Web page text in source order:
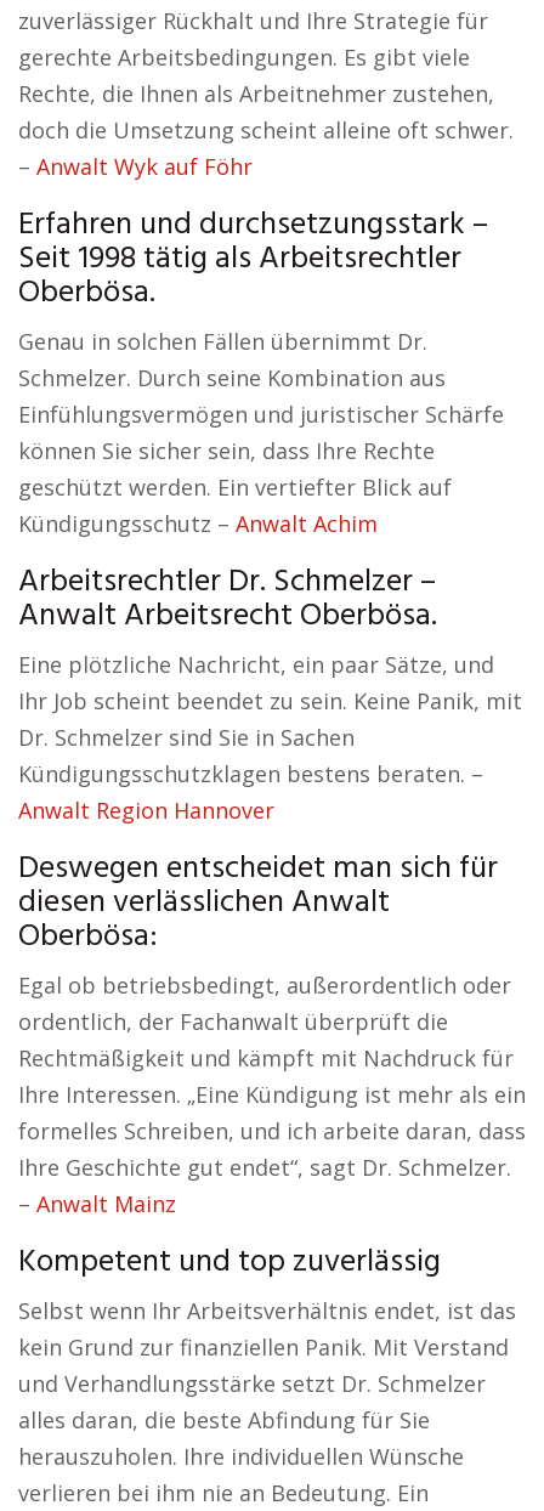
zuverlässiger Rückhalt und Ihre Strategie für
gerechte Arbeitsbedingungen. Es gibt viele
Rechte, die Ihnen als Arbeitnehmer zustehen,
doch die Umsetzung scheint alleine oft schwer.
– Anwalt Wyk auf Föhr
Erfahren und durchsetzungsstark –
Seit 1998 tätig als Arbeitsrechtler
Oberbösa.
Genau in solchen Fällen übernimmt Dr.
Schmelzer. Durch seine Kombination aus
Einfühlungsvermögen und juristischer Schärfe
können Sie sicher sein, dass Ihre Rechte
geschützt werden. Ein vertiefter Blick auf
Kündigungsschutz – Anwalt Achim
Arbeitsrechtler Dr. Schmelzer –
Anwalt Arbeitsrecht Oberbösa.
Eine plötzliche Nachricht, ein paar Sätze, und
Ihr Job scheint beendet zu sein. Keine Panik, mit
Dr. Schmelzer sind Sie in Sachen
Kündigungsschutzklagen bestens beraten. –
Anwalt Region Hannover
Deswegen entscheidet man sich für
diesen verlässlichen Anwalt
Oberbösa:
Egal ob betriebsbedingt, außerordentlich oder
ordentlich, der Fachanwalt überprüft die
Rechtmäßigkeit und kämpft mit Nachdruck für
Ihre Interessen. „Eine Kündigung ist mehr als ein
formelles Schreiben, und ich arbeite daran, dass
Ihre Geschichte gut endet“, sagt Dr. Schmelzer.
– Anwalt Mainz
Kompetent und top zuverlässig
Selbst wenn Ihr Arbeitsverhältnis endet, ist das
kein Grund zur finanziellen Panik. Mit Verstand
und Verhandlungsstärke setzt Dr. Schmelzer
alles daran, die beste Abfindung für Sie
herauszuholen. Ihre individuellen Wünsche
verlieren bei ihm nie an Bedeutung. Ein